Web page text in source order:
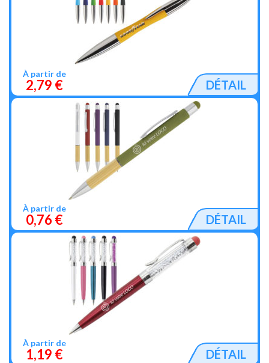
À partir de
2,79 € DÉTAIL
À partir de
0,76 € DÉTAIL
À partir de
1,19 € DÉTAIL